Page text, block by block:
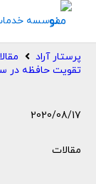
منو
پرستار آراد
تقویت حافظه در
2020/08/17
مقالات